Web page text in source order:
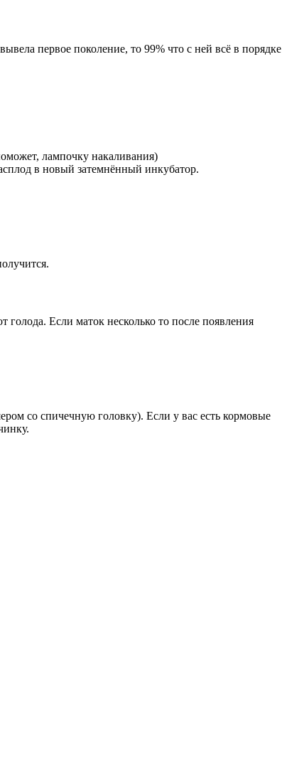
первое поколение, то 99% что с ней всё в порядке
лампочку накаливания)
в новый затемнённый инкубатор.
голода. Если маток несколько то после появления
со спичечную головку). Если у вас есть кормовые